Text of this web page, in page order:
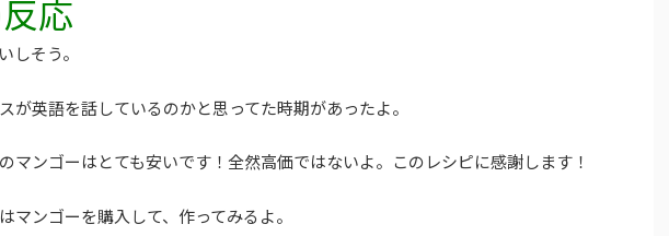
応
しそう。
が英語を話しているのかと思ってた時期があったよ。
マンゴーはとても安いです！全然高価ではないよ。このレシピに感謝します！
マンゴーを購入して、作ってみるよ。